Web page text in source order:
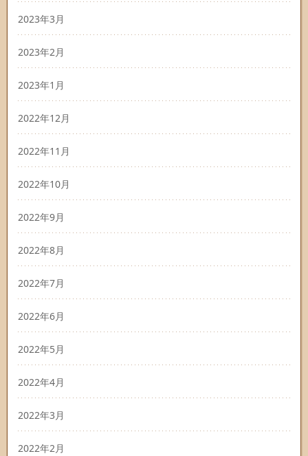
2023年3月
2023年2月
2023年1月
2022年12月
2022年11月
2022年10月
2022年9月
2022年8月
2022年7月
2022年6月
2022年5月
2022年4月
2022年3月
2022年2月